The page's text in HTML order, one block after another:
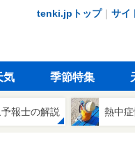
tenki.jpトップ｜ サイ
気 季節特集
報士の解説 熱中